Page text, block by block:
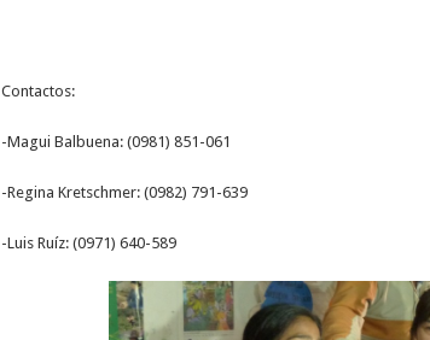
Contactos:
-Magui Balbuena: (0981) 851-061
-Regina Kretschmer: (0982) 791-639
-Luis Ruíz: (0971) 640-589